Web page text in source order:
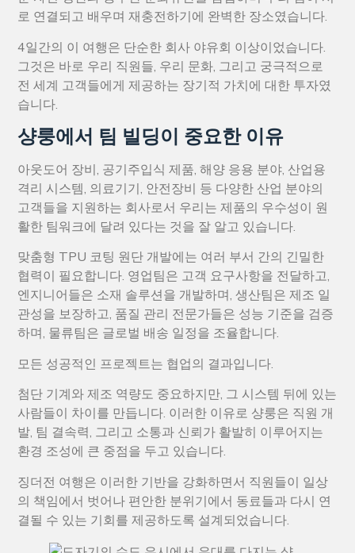
로 연결되고 배우며 재충전하기에 완벽한 장소였습니다.
4일간의 이 여행은 단순한 회사 야유회 이상이었습니다.
그것은 바로 우리 직원들, 우리 문화, 그리고 궁극적으로
전 세계 고객들에게 제공하는 장기적 가치에 대한 투자였
습니다.
샹룽에서 팀 빌딩이 중요한 이유
아웃도어 장비, 공기주입식 제품, 해양 응용 분야, 산업용
격리 시스템, 의료기기, 안전장비 등 다양한 산업 분야의
고객들을 지원하는 회사로서 우리는 제품의 우수성이 원
활한 팀워크에 달려 있다는 것을 잘 알고 있습니다.
맞춤형 TPU 코팅 원단 개발에는 여러 부서 간의 긴밀한
협력이 필요합니다. 영업팀은 고객 요구사항을 전달하고,
엔지니어들은 소재 솔루션을 개발하며, 생산팀은 제조 일
관성을 보장하고, 품질 관리 전문가들은 성능 기준을 검증
하며, 물류팀은 글로벌 배송 일정을 조율합니다.
모든 성공적인 프로젝트는 협업의 결과입니다.
첨단 기계와 제조 역량도 중요하지만, 그 시스템 뒤에 있는
사람들이 차이를 만듭니다. 이러한 이유로 샹룽은 직원 개
발, 팀 결속력, 그리고 소통과 신뢰가 활발히 이루어지는
환경 조성에 큰 중점을 두고 있습니다.
징더전 여행은 이러한 기반을 강화하면서 직원들이 일상
의 책임에서 벗어나 편안한 분위기에서 동료들과 다시 연
결될 수 있는 기회를 제공하도록 설계되었습니다.